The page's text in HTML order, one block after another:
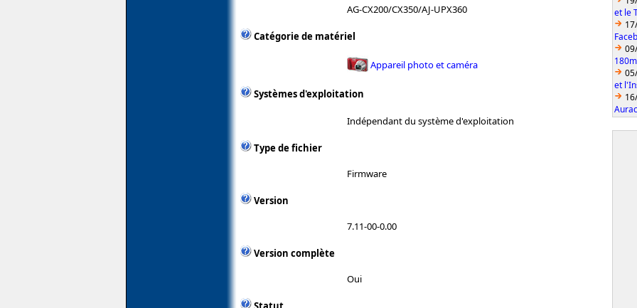
AG-CX200/CX350/AJ-UPX360
Catégorie de matériel
Appareil photo et caméra
Systèmes d'exploitation
Indépendant du système d'exploitation
Type de fichier
Firmware
Version
7.11-00-0.00
Version complète
Oui
et le
et